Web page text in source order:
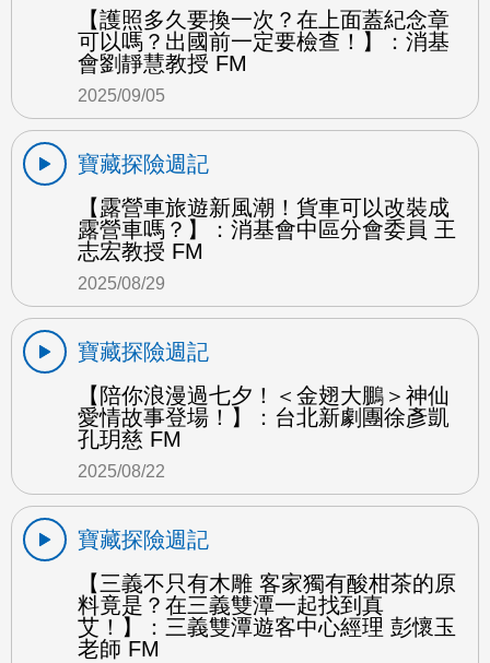
【護照多久要換一次？在上面蓋紀念章
可以嗎？出國前一定要檢查！】：消基
會劉靜慧教授 FM
2025/09/05
寶藏探險週記
【露營車旅遊新風潮！貨車可以改裝成
露營車嗎？】：消基會中區分會委員 王
志宏教授 FM
2025/08/29
寶藏探險週記
【陪你浪漫過七夕！＜金翅大鵬＞神仙
愛情故事登場！】：台北新劇團徐彥凱
孔玥慈 FM
2025/08/22
寶藏探險週記
【三義不只有木雕 客家獨有酸柑茶的原
料竟是？在三義雙潭一起找到真
艾！】：三義雙潭遊客中心經理 彭懷玉
老師 FM